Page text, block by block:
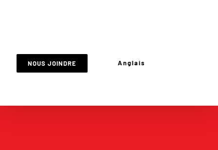
NOUS JOINDRE Anglais